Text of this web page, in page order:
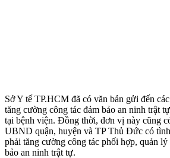
Sở Y tế TP.HCM đã có văn bản gửi đến
tăng cường công tác đảm bảo an ninh trật
tại bệnh viện. Đồng thời, đơn vị này cũng
UBND quận, huyện và TP Thủ Đức có tình
phải tăng cường công tác phối hợp, quản lý
bảo an ninh trật tự.